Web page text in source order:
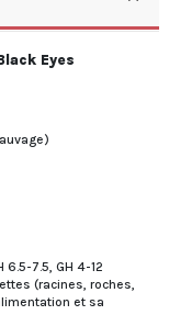
Eyes
6.5-7.5, GH 4-12
(racines, roches,
et sa